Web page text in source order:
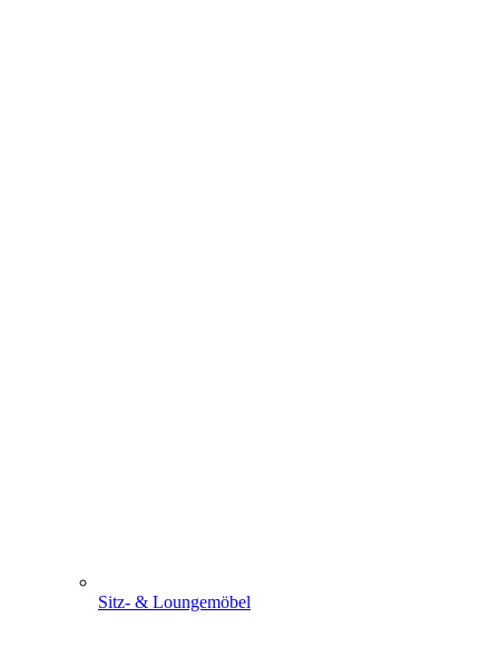
Sitz- & Loungemöbel